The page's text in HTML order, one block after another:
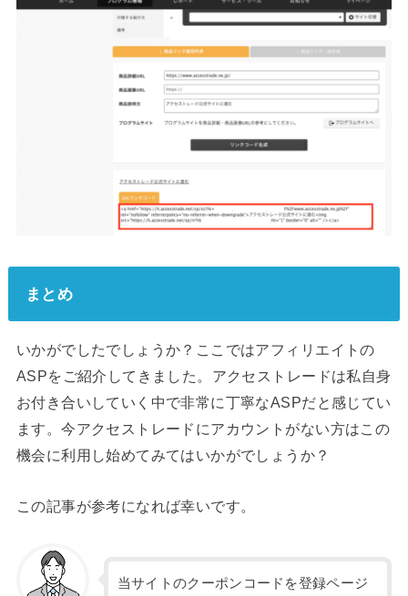
まとめ
いかがでしたでしょうか？ここではアフィリエイトの
ASPをご紹介してきました。アクセストレードは私自身
お付き合いしていく中で非常に丁寧なASPだと感じてい
ます。今アクセストレードにアカウントがない方はこの
機会に利用し始めてみてはいかがでしょうか？
この記事が参考になれば幸いです。
当サイトのクーポンコードを登録ページ